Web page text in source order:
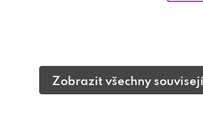
Zobrazit všechny